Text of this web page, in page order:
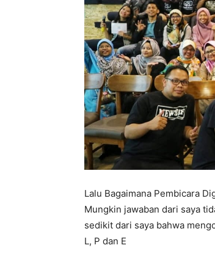
Lalu Bagaimana Pembicara
Mungkin jawaban dari saya
sedikit dari saya bahwa
L, P dan E